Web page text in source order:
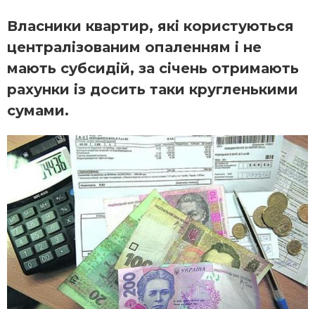
Власники квартир, які користуються
централізованим опаленням і не
мають субсидій, за січень отримають
рахунки із досить таки кругленькими
сумами.